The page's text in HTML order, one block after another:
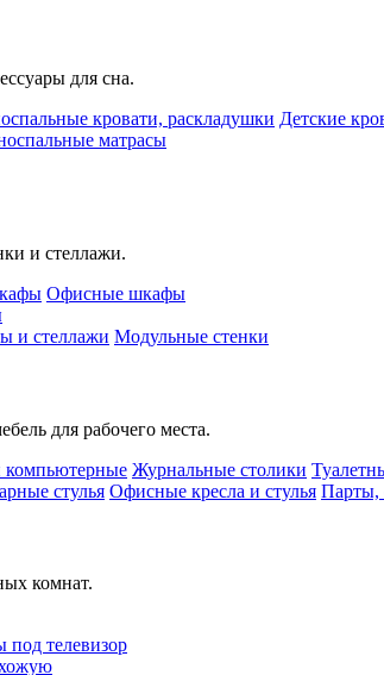
для сна.
кровати, раскладушки Детские
матрасы
и стеллажи.
Офисные шкафы
и стеллажи Модульные стенки
для рабочего места.
Журнальные столики
стулья Офисные кресла и стулья Парты,
комнат.
под телевизор